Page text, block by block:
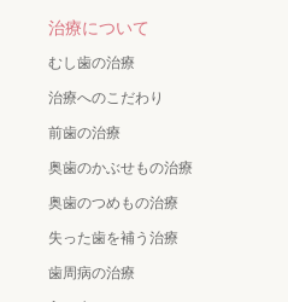
治療について
むし歯の治療
治療へのこだわり
前歯の治療
奥歯のかぶせもの治療
奥歯のつめもの治療
失った歯を補う治療
歯周病の治療